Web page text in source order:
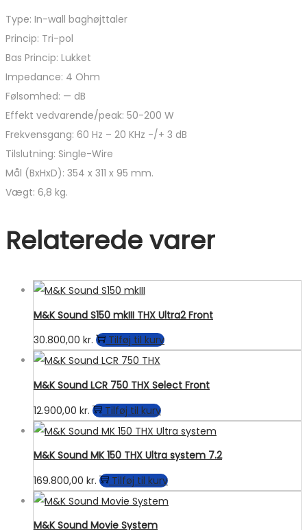
Type: In-wall baghøjttaler
Princip: Tri-pol
Bas Princip: Lukket
Impedance: 4 Ohm
Følsomhed: — dB
Effekt vedvarende/peak: 50-200 W
Frekvensgang: 60 Hz – 20 KHz -/+ 3 dB
Tilslutning: Single-Wire
Mål (BxHxD): 354 x 311 x 95 mm.
Vægt: 6,8 kg.
Relaterede varer
M&K Sound S150 mkIII THX Ultra2 Front
30.800,00 kr. Tilføj til kurv
M&K Sound LCR 750 THX Select Front
12.900,00 kr. Tilføj til kurv
M&K Sound MK 150 THX Ultra system 7.2
169.800,00 kr. Tilføj til kurv
M&K Sound Movie System